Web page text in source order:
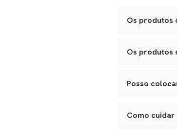
Os produtos
Óculos:
Joias e
Os produtos
de festa ao
Posso
ao seu óptico
Como cuidar